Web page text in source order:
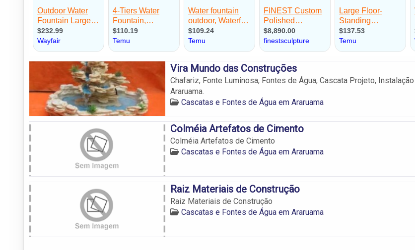
Vira Mundo das Construções
Chafariz, Fonte Luminosa, Fontes de Água, Cascata Projeto,
Araruama.
Cascatas e Fontes de Água em Araruama
Colméia Artefatos de Cimento
Colméia Artefatos de Cimento
Cascatas e Fontes de Água em Araruama
Raiz Materiais de Construção
Raiz Materiais de Construção
Cascatas e Fontes de Água em Araruama